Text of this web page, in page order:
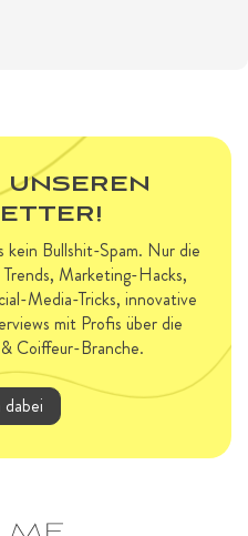
kein Bullshit-Spam. Nur die
Marketing-Hacks,
Media-Tricks, innovative
mit Profis über die
Coiffeur-Branche.
dabei